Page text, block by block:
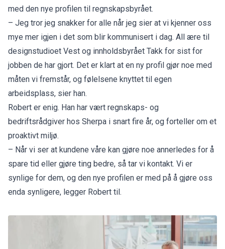
med den nye profilen til regnskapsbyrået.
– Jeg tror jeg snakker for alle når jeg sier at vi kjenner oss
mye mer igjen i det som blir kommunisert i dag. All ære til
designstudioet Vest og innholdsbyrået Takk for sist for
jobben de har gjort. Det er klart at en ny profil gjør noe med
måten vi fremstår, og følelsene knyttet til egen
arbeidsplass, sier han.
Robert er enig. Han har vært regnskaps- og
bedriftsrådgiver hos Sherpa i snart fire år, og forteller om et
proaktivt miljø.
– Når vi ser at kundene våre kan gjøre noe annerledes for å
spare tid eller gjøre ting bedre, så tar vi kontakt. Vi er
synlige for dem, og den nye profilen er med på å gjøre oss
enda synligere, legger Robert til.